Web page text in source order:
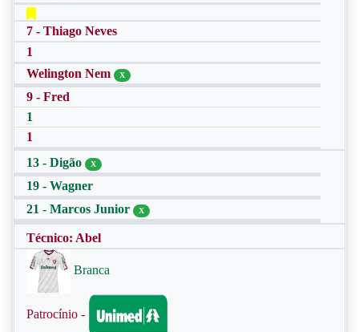
7 - Thiago Neves
1
Welington Nem
X
9 - Fred
1
1
13 - Digão
X
19 - Wagner
21 - Marcos Junior
X
Técnico: Abel
Branca
Patrocínio -